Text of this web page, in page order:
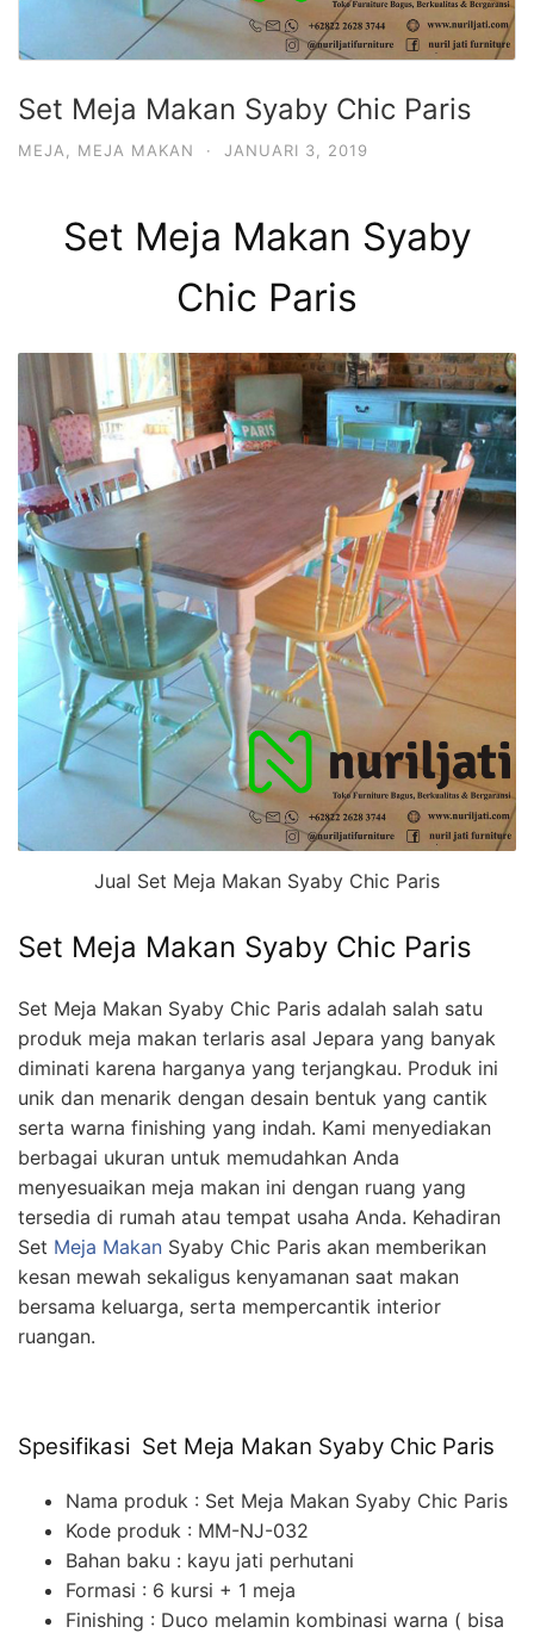
Set Meja Makan Syaby Chic Paris
MEJA, MEJA MAKAN · JANUARI 3, 2019
Set Meja Makan Syaby
Chic Paris
Jual Set Meja Makan Syaby Chic Paris
Set Meja Makan Syaby Chic Paris
Set Meja Makan Syaby Chic Paris adalah salah satu
produk meja makan terlaris asal Jepara yang banyak
diminati karena harganya yang terjangkau. Produk ini
unik dan menarik dengan desain bentuk yang cantik
serta warna finishing yang indah. Kami menyediakan
berbagai ukuran untuk memudahkan Anda
menyesuaikan meja makan ini dengan ruang yang
tersedia di rumah atau tempat usaha Anda. Kehadiran
Set Meja Makan Syaby Chic Paris akan memberikan
kesan mewah sekaligus kenyamanan saat makan
bersama keluarga, serta mempercantik interior
ruangan.
Spesifikasi Set Meja Makan Syaby Chic Paris
Nama produk : Set Meja Makan Syaby Chic Paris
Kode produk : MM-NJ-032
Bahan baku : kayu jati perhutani
Formasi : 6 kursi + 1 meja
Finishing : Duco melamin kombinasi warna ( bisa